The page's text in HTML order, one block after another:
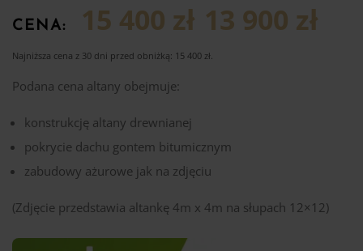
CENA: 15 400 zł 13 900 zł
Najniższa cena z 30 dni przed obniżką: 15 400 zł.
Podana cena altany obejmuje:
konstrukcję altany drewnianej
pokrycie dachu gontem bitumicznym
zabudowy ażurowe jak na zdjęciu
(Zdjęcie przedstawia altankę 4m x 4m na słupach 12×12)